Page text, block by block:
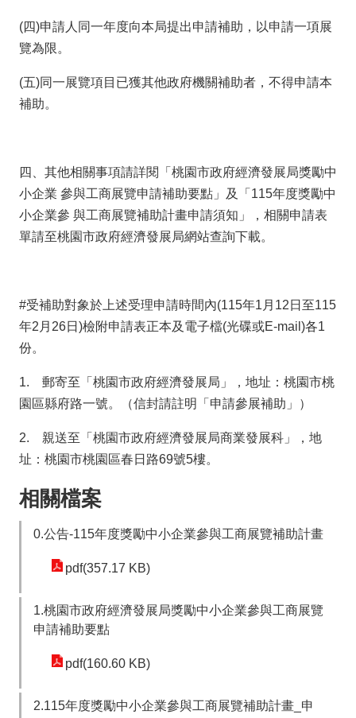
覽
發
局
市
政
府
E
隱
私
權
政
網
站
策
站
(四)申請人同一年度向本局提出申請補助，以申請一項展
覽為限。
(五)同一展覽項目已獲其他政府機關補助者，不得申請本
補助。
四、其他相關事項請詳閱「桃園市政府經濟發展局獎勵中
小企業 參與工商展覽申請補助要點」及「115年度獎勵中
小企業參 與工商展覽補助計畫申請須知」，相關申請表
單請至桃園市政府經濟發展局網站查詢下載。
#受補助對象於上述受理申請時間內(115年1月12日至115
年2月26日)檢附申請表正本及電子檔(光碟或E-mail)各1
份。
1. 郵寄至「桃園市政府經濟發展局」，地址：桃園市桃
園區縣府路一號。（信封請註明「申請參展補助」）
2. 親送至「桃園市政府經濟發展局商業發展科」，地
址：桃園市桃園區春日路69號5樓。
相關檔案
0.公告-115年度獎勵中小企業參與工商展覽補助計畫
pdf(357.17 KB)
1.桃園市政府經濟發展局獎勵中小企業參與工商展覽
申請補助要點
pdf(160.60 KB)
2.115年度獎勵中小企業參與工商展覽補助計畫_申